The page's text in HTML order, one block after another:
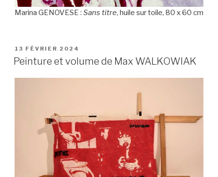
Marina GENOVESE : Sans titre, huile sur toile, 80 x 60 cm
PUBLIÉ
LE
13 FÉVRIER 2024
Peinture et volume de Max WALKOWIAK